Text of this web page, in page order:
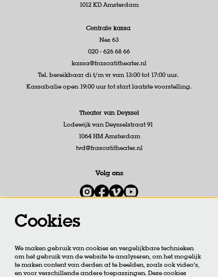
1012 KD Amsterdam
Centrale kassa
Nes 63
020 - 626 68 66
kassa@frascatitheater.nl
Tel. bereikbaar di t/m vr van 13:00 tot 17:00 uur.
Kassabalie open 19:00 uur tot start laatste voorstelling.
Theater van Deyssel
Lodewijk van Deysselstraat 91
1064 HM Amsterdam
tvd@frascatitheater.nl
Volg ons
Meld je aan voor de nieuwsbrief
AANMELDEN
Cookies
We maken gebruik van cookies en vergelijkbare technieken
om het gebruik van de website te analyseren, om het mogelijk
te maken content van derden af te beelden, zoals ook video’s,
en voor verschillende andere toepassingen. Deze cookies